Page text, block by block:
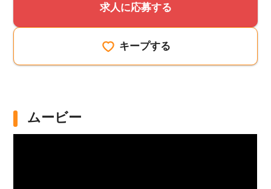
求人に応募する
キープする
ムービー